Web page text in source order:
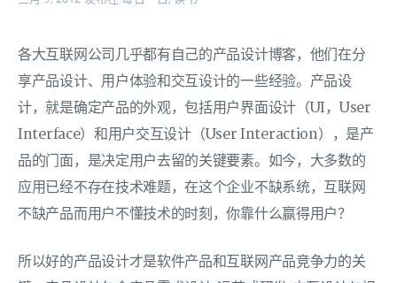
各大互联网公司几乎都有自己的产品设计博客，他们在分
享产品设计、用户体验和交互设计的一些经验。产品设
计，就是确定产品的外观，包括用户界面设计（UI，User
Interface）和用户交互设计（User Interaction），是产
品的门面，是决定用户去留的关键要素。如今，大多数的
应用已经不存在技术难题，在这个企业不缺系统，互联网
不缺产品而用户不懂技术的时刻，你靠什么赢得用户？
所以好的产品设计才是软件产品和互联网产品竞争力的关